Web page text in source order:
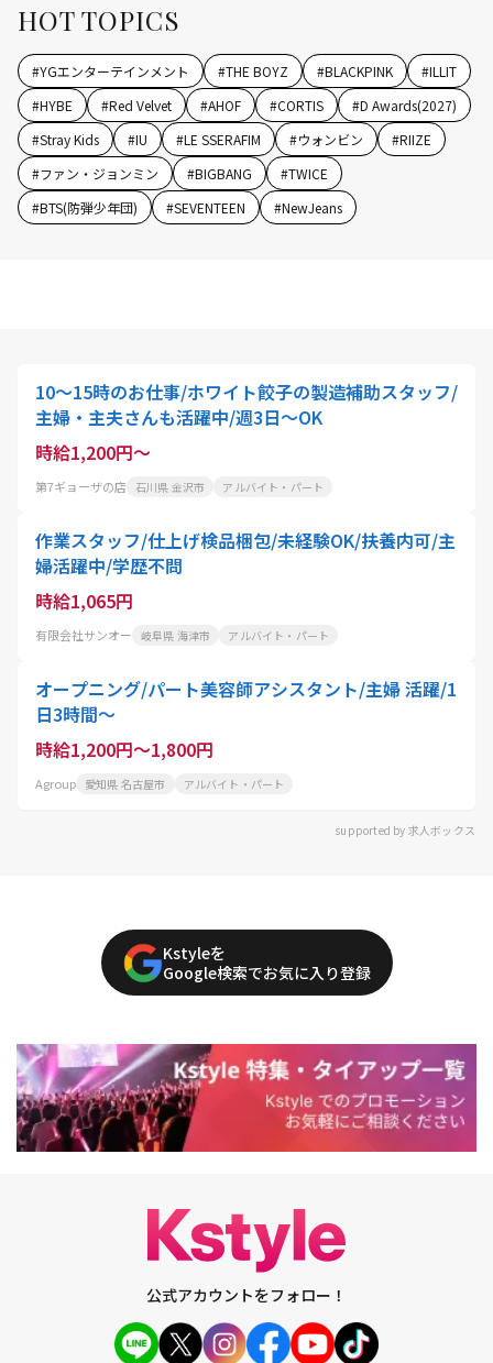
HOT TOPICS
#YGエンターテインメント #THE BOYZ #BLACKPINK #ILLIT
#HYBE #Red Velvet #AHOF #CORTIS #D Awards(2027)
#Stray Kids #IU #LE SSERAFIM #ウォンビン #RIIZE
#ファン・ジョンミン #BIGBANG #TWICE
#BTS(防弾少年団) #SEVENTEEN #NewJeans
10～15時のお仕事/ホワイト餃子の製造補助スタッフ/
主婦・主夫さんも活躍中/週3日～OK
時給1,200円～
第7ギョーザの店 石川県 金沢市 アルバイト・パート
作業スタッフ/仕上げ検品梱包/未経験OK/扶養内可/主
婦活躍中/学歴不問
時給1,065円
有限会社サンオー 岐阜県 海津市 アルバイト・パート
オープニング/パート美容師アシスタント/主婦 活躍/1
日3時間～
時給1,200円～1,800円
Agroup 愛知県 名古屋市 アルバイト・パート
supported by 求人ボックス
Kstyleを
Google検索でお気に入り登録
公式アカウントをフォロー！